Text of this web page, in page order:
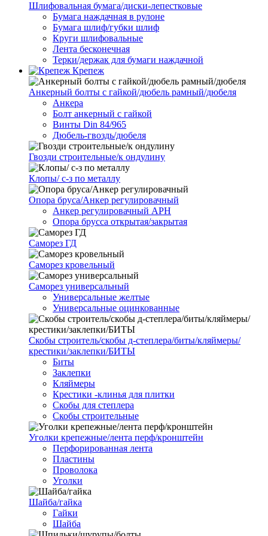
Шлифовальная бумага/диски-лепестковые
Бумага наждачная в рулоне
Бумага шлиф/губки шлиф
Круги шлифовальные
Лента бесконечная
Терки/держак для бумаги наждачной
Крепеж
Анкерный болты с гайкой/дюбель рамный/дюбеля
Анкера
Болт анкерный с гайкой
Винты Din 84/965
Дюбель-гвоздь/дюбеля
Гвозди строительные/к ондулину
Клопы/ с-з по металлу
Опора бруса/Анкер регулировачный
Анкер регулировачный АРН
Опора брусса открытая/закрытая
Саморез ГД
Саморез кровельный
Саморез универсальный
Универсальные желтые
Универсальные оцинкованные
Скобы строитель/скобы д-степлера/биты/кляймеры/
крестики/заклепки/БИТЫ
Биты
Заклепки
Кляймеры
Крестики -клинья для плитки
Скобы для степлера
Скобы строительные
Уголки крепежные/лента перф/кронштейн
Перфорированная лента
Пластины
Проволока
Уголки
Шайба/гайка
Гайки
Шайба